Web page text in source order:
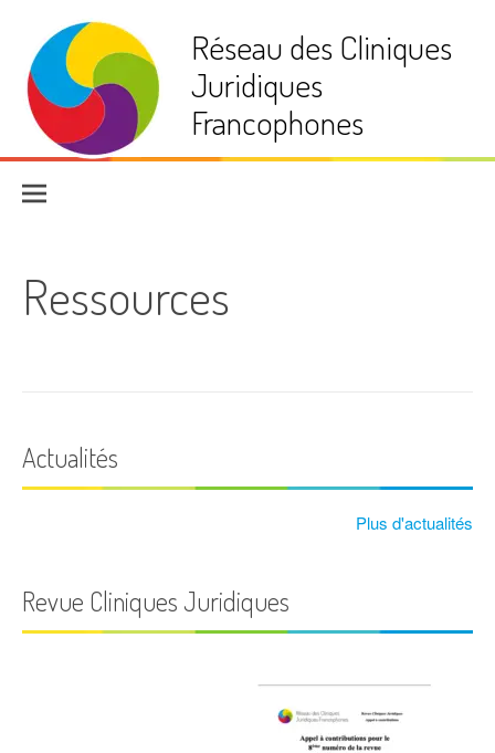
contenu
Réseau des Cliniques
Juridiques
Francophones
Ressources
Actualités
Plus d'actualités
Revue Cliniques Juridiques